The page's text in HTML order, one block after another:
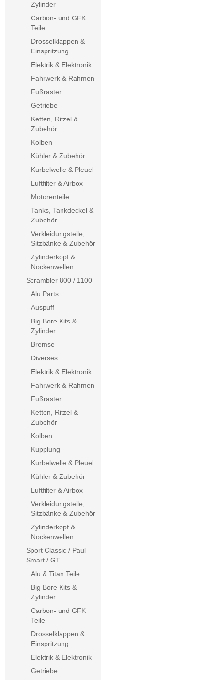
Zylinder
Carbon- und GFK
Teile
Drosselklappen &
Einspritzung
Elektrik & Elektronik
Fahrwerk & Rahmen
Fußrasten
Getriebe
Ketten, Ritzel &
Zubehör
Kolben
Kühler & Zubehör
Kurbelwelle & Pleuel
Luftfilter & Airbox
Motorenteile
Tanks, Tankdeckel &
Zubehör
Verkleidungsteile,
Sitzbänke & Zubehör
Zylinderkopf &
Nockenwellen
Scrambler 800 / 1100
Alu Parts
Auspuff
Big Bore Kits &
Zylinder
Bremse
Diverses
Elektrik & Elektronik
Fahrwerk & Rahmen
Fußrasten
Ketten, Ritzel &
Zubehör
Kolben
Kupplung
Kurbelwelle & Pleuel
Kühler & Zubehör
Luftfilter & Airbox
Verkleidungsteile,
Sitzbänke & Zubehör
Zylinderkopf &
Nockenwellen
Sport Classic / Paul
Smart / GT
Alu & Titan Teile
Big Bore Kits &
Zylinder
Carbon- und GFK
Teile
Drosselklappen &
Einspritzung
Elektrik & Elektronik
Getriebe